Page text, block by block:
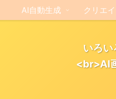
いろ
<br>AI
AI自動生成 クリエ